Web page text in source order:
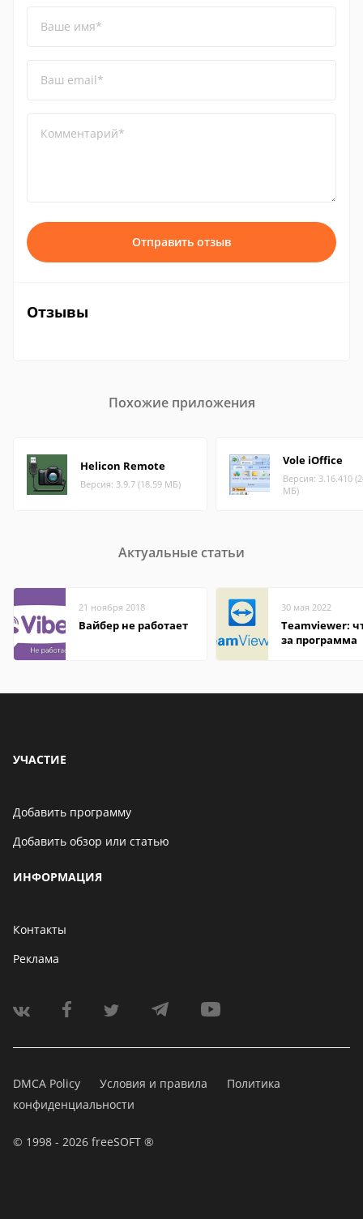
Ваше имя*
Ваш email*
Комментарий*
Отправить отзыв
Отзывы
Похожие приложения
Helicon Remote
Версия: 3.9.7 (18.59 МБ)
Vole iOffice
Версия: 3.16.410
МБ)
Актуальные статьи
21 ноября 2018
Вайбер не работает
30 мая 2022
Teamviewer:
за программа
УЧАСТИЕ
Добавить программу
Добавить обзор или статью
ИНФОРМАЦИЯ
Контакты
Реклама
DMCA Policy Условия и правила
Политика
конфиденциальности
© 1998 - 2026 freeSOFT ®